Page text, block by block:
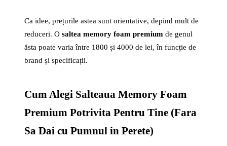
Ca idee, prețurile astea sunt orientative, depind mult de
reduceri. O saltea memory foam premium de genul
ăsta poate varia între 1800 și 4000 de lei, în funcție de
brand și specificații.
Cum Alegi Salteaua Memory Foam
Premium Potrivita Pentru Tine (Fara
Sa Dai cu Pumnul in Perete)